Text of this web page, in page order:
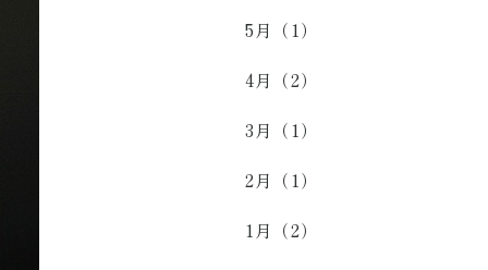
5月（1）
4月（2）
3月（1）
2月（1）
1月（2）